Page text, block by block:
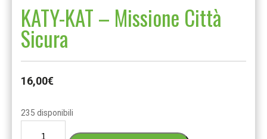
KATY-KAT – Missione Città
Sicura
16,00€
235 disponibili